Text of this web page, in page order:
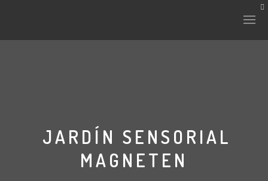
INTERVENCIONESJARDÍN SENSORIAL
MAGNETEN